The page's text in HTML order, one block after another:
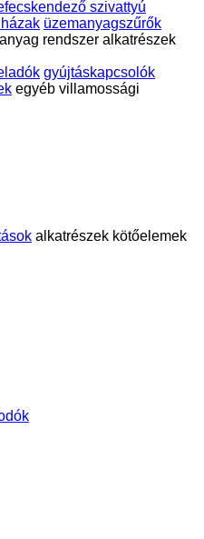
szivattyú
üzemanyagszűrők
rendszer alkatrészek
gyújtáskapcsolók
egyéb villamossági
alkatrészek kötőelemek